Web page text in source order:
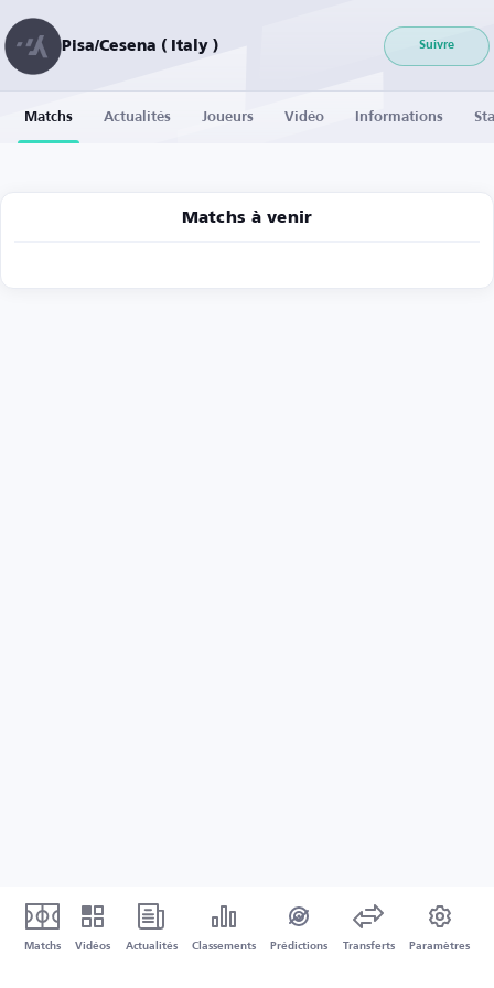
Pisa/Cesena ( Italy ) Suivre
Matchs Actualités Joueurs Vidéo Informations
Matchs à venir
Matchs Vidéos Actualités Classements Prédictions Transferts Paramètres